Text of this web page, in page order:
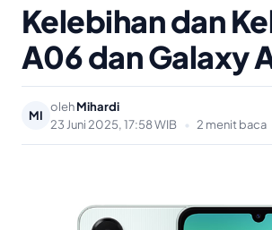
Kelebihan dan
A06 dan Galaxy
MI
olehMihardi
23 Juni 2025, 17:58 WIB
• 2 menit baca